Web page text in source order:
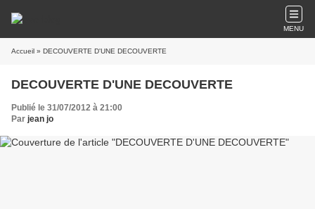
MENU
Accueil » DECOUVERTE D'UNE DECOUVERTE
DECOUVERTE D'UNE DECOUVERTE
Publié le 31/07/2012 à 21:00
Par jean jo